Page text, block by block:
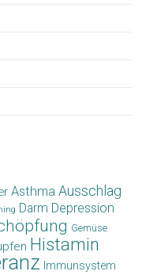
Asthma Ausschlag
Darm Depression
Gemüse
Histamin
Immunsystem